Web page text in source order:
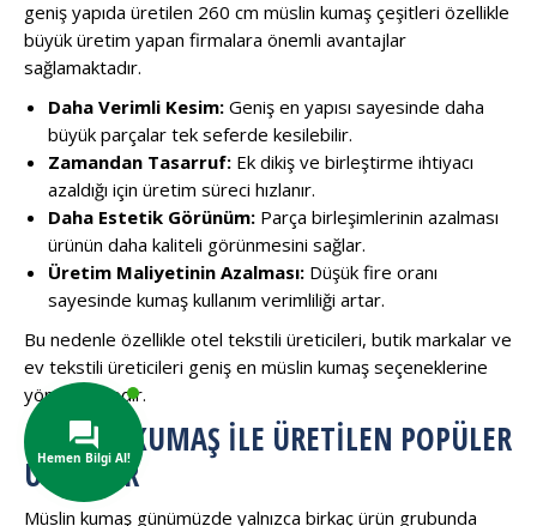
geniş yapıda üretilen 260 cm müslin kumaş çeşitleri özellikle
büyük üretim yapan firmalara önemli avantajlar
sağlamaktadır.
Daha Verimli Kesim: Geniş en yapısı sayesinde daha
büyük parçalar tek seferde kesilebilir.
Zamandan Tasarruf: Ek dikiş ve birleştirme ihtiyacı
azaldığı için üretim süreci hızlanır.
Daha Estetik Görünüm: Parça birleşimlerinin azalması
ürünün daha kaliteli görünmesini sağlar.
Üretim Maliyetinin Azalması: Düşük fire oranı
sayesinde kumaş kullanım verimliliği artar.
Bu nedenle özellikle otel tekstili üreticileri, butik markalar ve
ev tekstili üreticileri geniş en müslin kumaş seçeneklerine
yönelmektedir.
MÜSLIN KUMAŞ ILE ÜRETILEN POPÜLER
ÜRÜNLER
Müslin kumaş günümüzde yalnızca birkaç ürün grubunda